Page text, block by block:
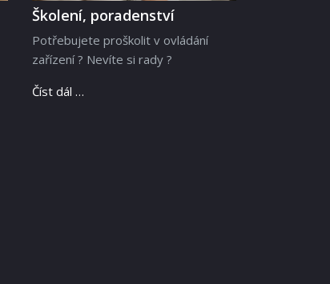
Školení, poradenství
Potřebujete proškolit v ovládání
zařízení ? Nevíte si rady ?
Číst dál …